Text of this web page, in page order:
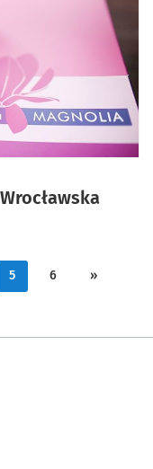
5 6 »